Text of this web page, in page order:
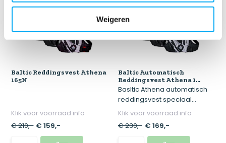
Weigeren
Baltic Reddingsvest Athena
165N
Klik voor voorraad info
€ 210,- € 159,-
Baltic Automatisch
Reddingsvest Athena 1...
Basltic Athena automatisch
reddingsvest speciaal...
Klik voor voorraad info
€ 230,- € 169,-